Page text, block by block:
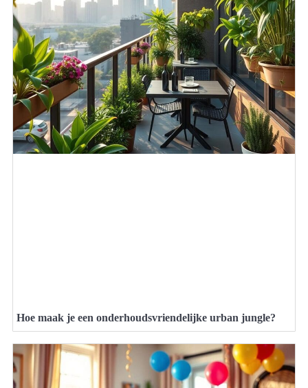
Hoe maak je een onderhoudsvriendelijke urban jungle?